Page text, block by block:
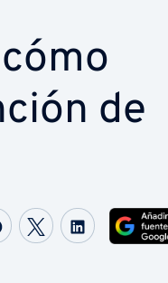
de
CompartirCompartir